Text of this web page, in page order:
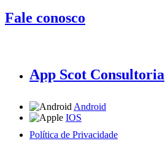
Fale conosco
App Scot Consultoria
Android
IOS
Política de Privacidade